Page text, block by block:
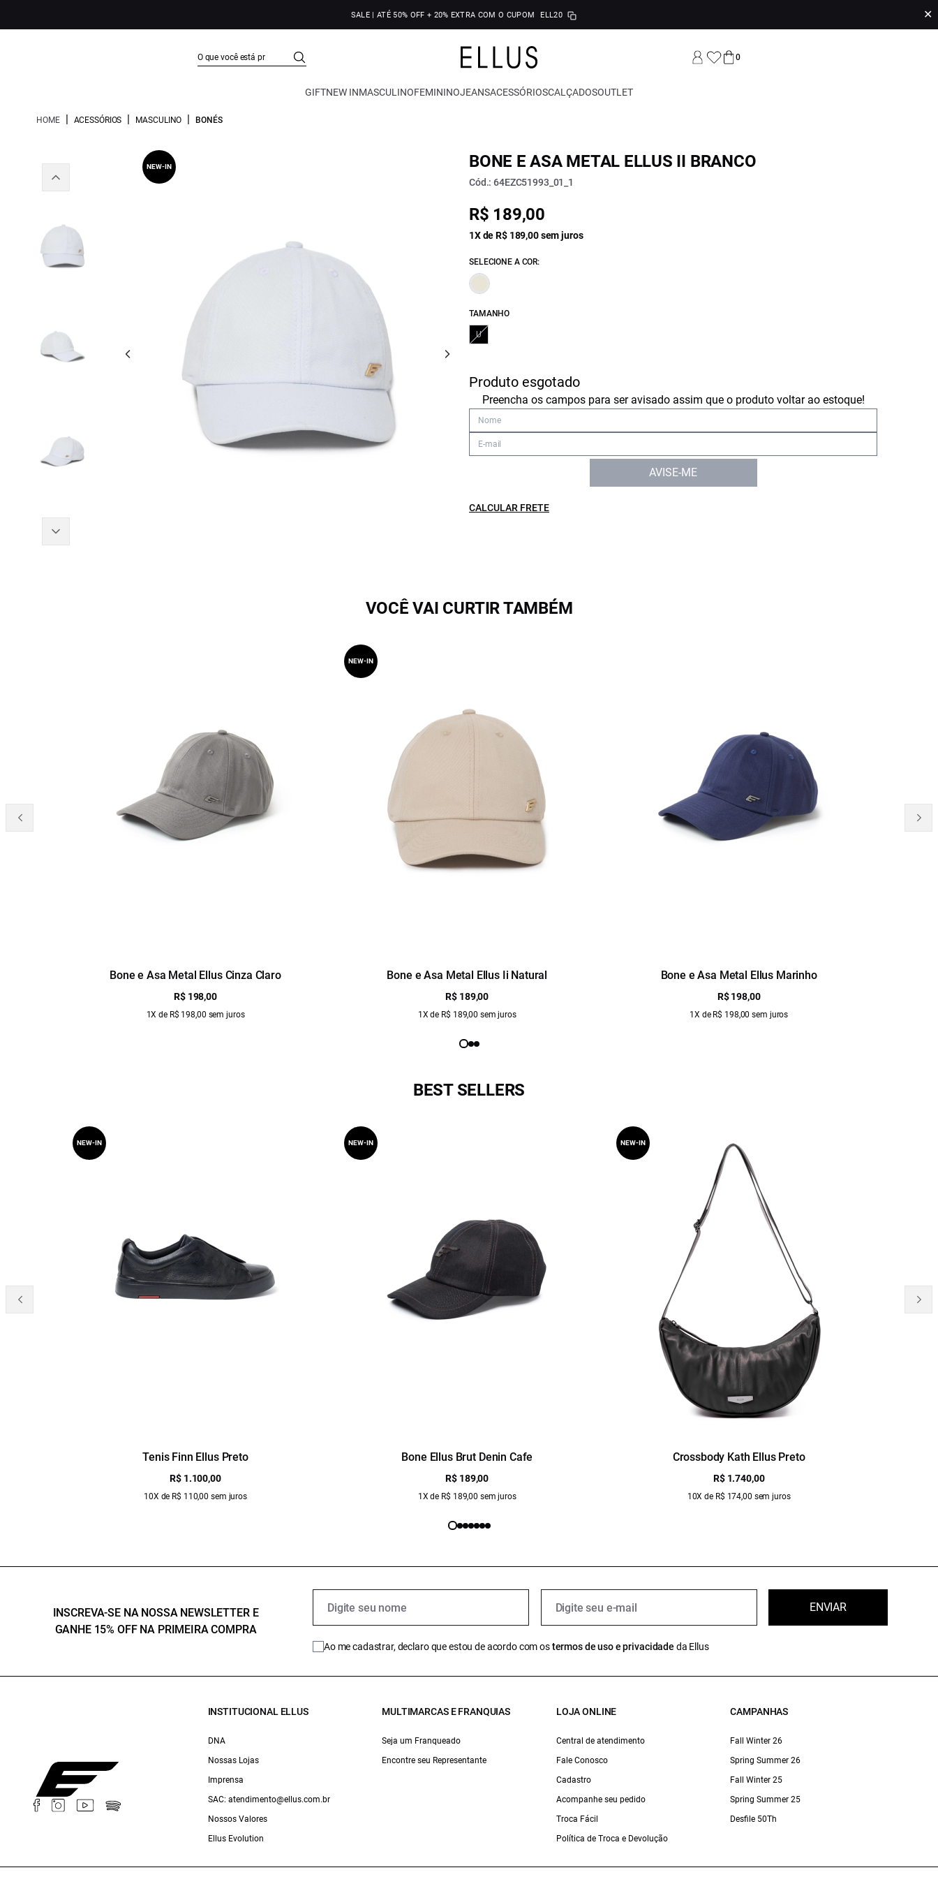
SALE | ATÉ 50% OFF + 20% EXTRA COM O CUPOM ELL20 ✕
0
GIFTNEW INMASCULINOFEMININOJEANSACESSÓRIOSCALÇADOSOUTLET
HOME | ACESSÓRIOS | MASCULINO | BONÉS
NEW-IN BONE E ASA METAL ELLUS II BRANCO
Cód.: 64EZC51993_01_1
R$ 189,00
1X de R$ 189,00 sem juros
SELECIONE A COR:
TAMANHO
U
Produto esgotado
Preencha os campos para ser avisado assim que o produto voltar ao estoque!
AVISE-ME
CALCULAR FRETE
VOCÊ VAI CURTIR TAMBÉM
Bone e Asa Metal Ellus Cinza Claro
R$ 198,00
1X de R$ 198,00 sem juros
Bone e Asa Metal Ellus Ii Natural
R$ 189,00
1X de R$ 189,00 sem juros
NEW-IN
Bone e Asa Metal Ellus Marinho
R$ 198,00
1X de R$ 198,00 sem juros
BEST SELLERS
Tenis Finn Ellus Preto
R$ 1.100,00
10X de R$ 110,00 sem juros
NEW-IN
Bone Ellus Brut Denin Cafe
R$ 189,00
1X de R$ 189,00 sem juros
NEW-IN
Crossbody Kath Ellus Preto
R$ 1.740,00
10X de R$ 174,00 sem juros
NEW-IN
INSCREVA-SE NA NOSSA NEWSLETTER E
GANHE 15% OFF NA PRIMEIRA COMPRA
ENVIAR
Ao me cadastrar, declaro que estou de acordo com ostermos de uso e privacidade da Ellus
INSTITUCIONAL ELLUS
DNA
Nossas Lojas
Imprensa
SAC: atendimento@ellus.com.br
Nossos Valores
Ellus Evolution
MULTIMARCAS E FRANQUIAS
Seja um Franqueado
Encontre seu Representante
LOJA ONLINE
Central de atendimento
Fale Conosco
Cadastro
Acompanhe seu pedido
Troca Fácil
Política de Troca e Devolução
CAMPANHAS
Fall Winter 26
Spring Summer 26
Fall Winter 25
Spring Summer 25
Desfile 50Th